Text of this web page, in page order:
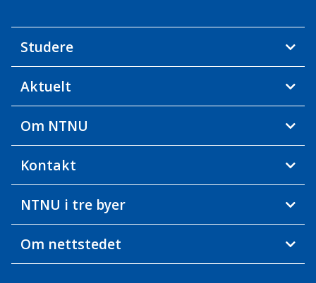
Studere
Aktuelt
Om NTNU
Kontakt
NTNU i tre byer
Om nettstedet